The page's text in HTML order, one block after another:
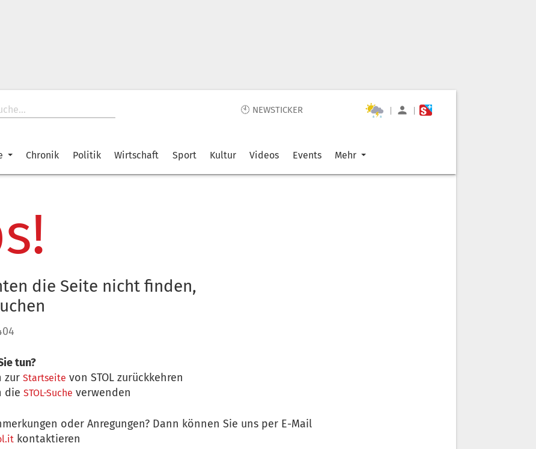
🕙 NEWSTICKER | |
Chronik Politik Wirtschaft Sport Kultur Videos Events Mehr
die Seite nicht finden,
tun?
zurStartseite von STOL zurückkehren
dieSTOL-Suche verwenden
oder Anregungen? Dann können Sie uns per E-Mail
kontaktieren